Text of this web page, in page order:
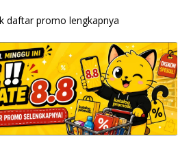
daftar promo lengkapnya